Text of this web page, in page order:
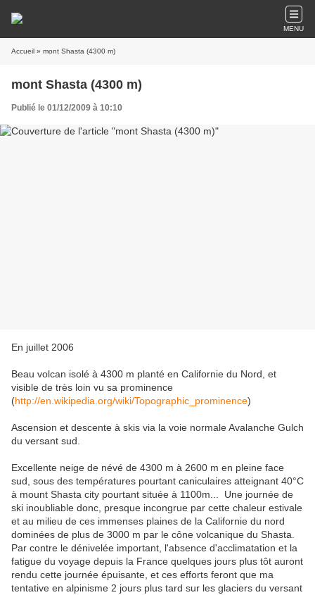
MENU
Accueil » mont Shasta (4300 m)
mont Shasta (4300 m)
Publié le 01/12/2009 à 10:10
En juillet 2006
Beau volcan isolé à 4300 m planté en Californie du Nord, et
visible de très loin vu sa prominence
(http://en.wikipedia.org/wiki/Topographic_prominence)
Ascension et descente à skis via la voie normale Avalanche Gulch
du versant sud.
Excellente neige de névé de 4300 m à 2600 m en pleine face
sud, sous des températures pourtant caniculaires atteignant 40°C
à mount Shasta city pourtant située à 1100m... Une journée de
ski inoubliable donc, presque incongrue par cette chaleur estivale
et au milieu de ces immenses plaines de la Californie du nord
dominées de plus de 3000 m par le cône volcanique du Shasta.
Par contre le dénivelée important, l'absence d'acclimatation et la
fatigue du voyage depuis la France quelques jours plus tôt auront
rendu cette journée épuisante, et ces efforts feront que ma
tentative en alpinisme 2 jours plus tard sur les glaciers du versant